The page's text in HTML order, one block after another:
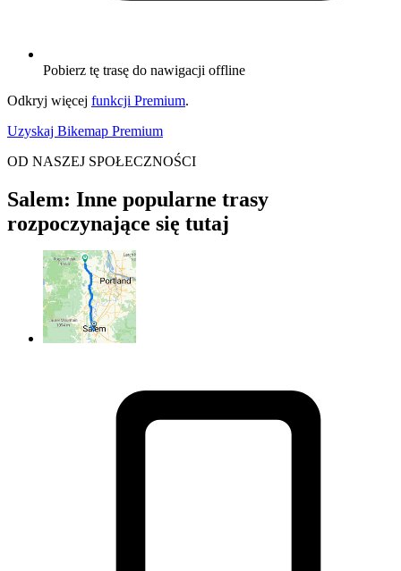
Pobierz tę trasę do nawigacji offline
Odkryj więcej funkcji Premium.
Uzyskaj Bikemap Premium
OD NASZEJ SPOŁECZNOŚCI
Salem: Inne popularne trasy
rozpoczynające się tutaj